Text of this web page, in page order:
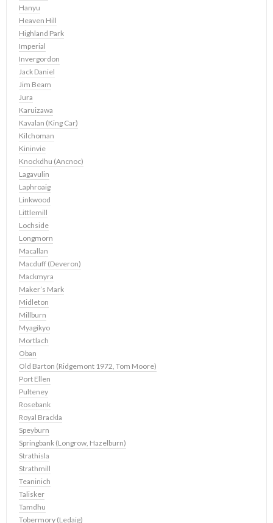
Hanyu
Heaven Hill
Highland Park
Imperial
Invergordon
Jack Daniel
Jim Beam
Jura
Karuizawa
Kavalan (King Car)
Kilchoman
Kininvie
Knockdhu (Ancnoc)
Lagavulin
Laphroaig
Linkwood
Littlemill
Lochside
Longmorn
Macallan
Macduff (Deveron)
Mackmyra
Maker’s Mark
Midleton
Millburn
Myagikyo
Mortlach
Oban
Old Barton (Ridgemont 1972, Tom Moore)
Port Ellen
Pulteney
Rosebank
Royal Brackla
Speyburn
Springbank (Longrow, Hazelburn)
Strathisla
Strathmill
Teaninich
Talisker
Tamdhu
Tobermory (Ledaig)